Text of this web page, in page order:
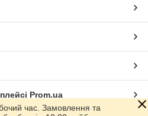
Prom.ua
час. Замовлення та